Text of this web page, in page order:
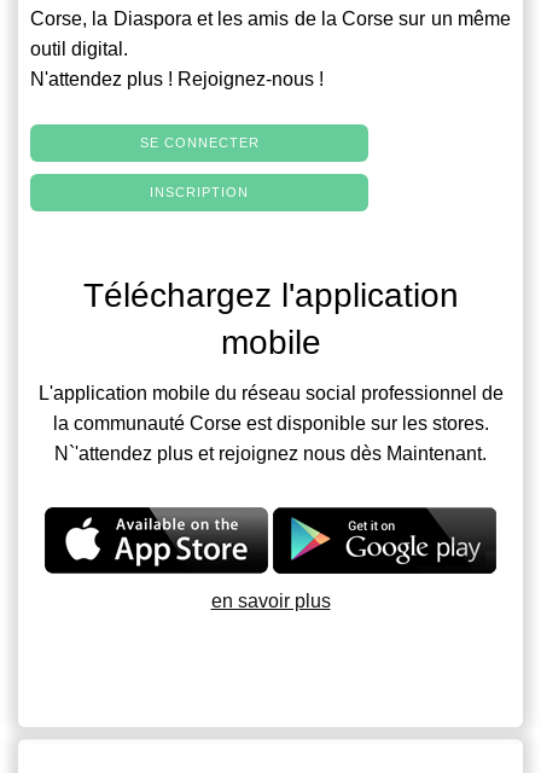
Corse, la Diaspora et les amis de la Corse sur un même
outil digital.
N'attendez plus ! Rejoignez-nous !
SE CONNECTER
INSCRIPTION
Téléchargez l'application
mobile
L'application mobile du réseau social professionnel de
la communauté Corse est disponible sur les stores.
N`'attendez plus et rejoignez nous dès Maintenant.
en savoir plus